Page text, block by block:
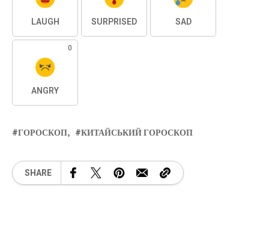
LAUGH SURPRISED SAD
0
ANGRY
ГОРОСКОП КИТАЙСЬКИЙ ГОРОСКОП
SHARE